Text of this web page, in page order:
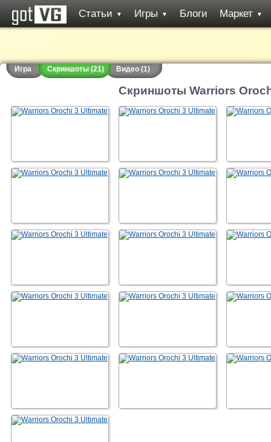
Статьи ▼ Игры ▼ Блоги Маркет ▼
Игра Скриншоты (21) Видео (1)
Скриншоты Warriors